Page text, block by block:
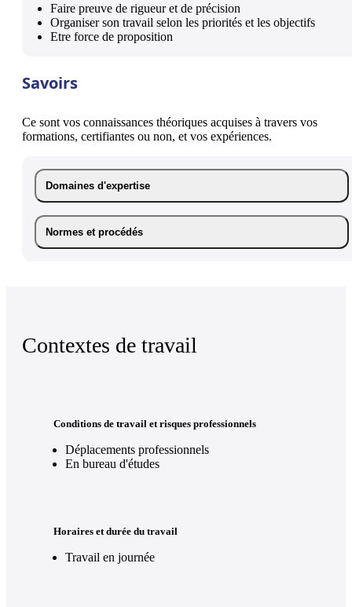
Faire preuve de rigueur et de précision
Organiser son travail selon les priorités et les objectifs
Etre force de proposition
Savoirs
Ce sont vos connaissances théoriques acquises à travers vos
formations, certifiantes ou non, et vos expériences.
Domaines d'expertise
Normes et procédés
Contextes de travail
Conditions de travail et risques professionnels
Déplacements professionnels
En bureau d'études
Horaires et durée du travail
Travail en journée